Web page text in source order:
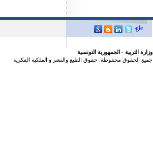
وزارة التربية - الجمهورية التونسية
جميع الحقوق محفوظة. حقوق الطبع والنشر و الملكية الفكرية